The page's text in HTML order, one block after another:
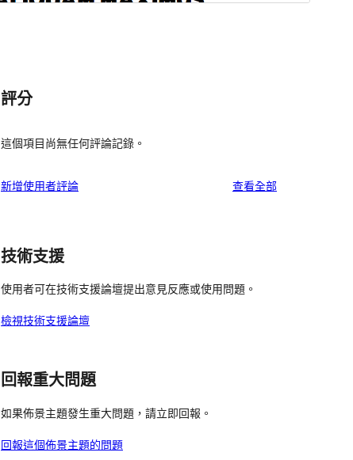
評分
這個項目尚無任何評論記錄。
新增使用者評論 查看全部使
技術支援
使用者可在技術支援論壇提出意見反應或使用問題。
檢視技術支援論壇
回報重大問題
如果佈景主題發生重大問題，請立即回報。
回報這個佈景主題的問題